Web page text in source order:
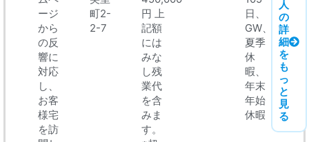
ージ
から
の反
響に
対応
し、
お客
様宅
を訪
町2-
2-7
円 上
記額
には
みな
し残
業代
を含
みま
す。
日、
GW、
夏季
休
暇、
年末
年始
休暇
人
の
詳
細
を
も
っ
と
見
る